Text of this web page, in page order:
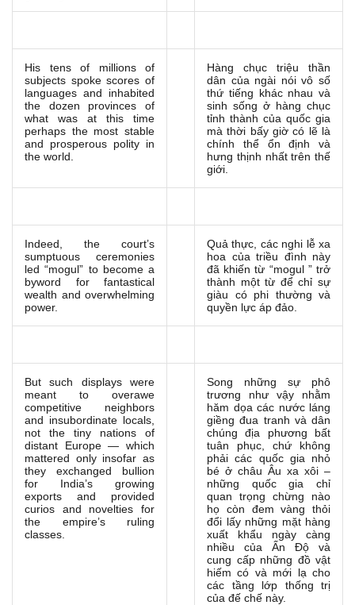
His tens of millions of
subjects spoke scores of
languages and inhabited
the dozen provinces of
what was at this time
perhaps the most stable
and prosperous polity in
the world.
Hàng chục triệu thần
dân của ngài nói vô số
thứ tiếng khác nhau và
sinh sống ở hàng chục
tỉnh thành của quốc gia
mà thời bấy giờ có lẽ là
chính thể ổn định và
hưng thịnh nhất trên thế
giới.
Indeed, the court’s
sumptuous ceremonies
led “mogul” to become a
byword for fantastical
wealth and overwhelming
power.
Quả thực, các nghi lễ xa
hoa của triều đình này
đã khiến từ “mogul ” trở
thành một từ để chỉ sự
giàu có phi thường và
quyền lực áp đảo.
But such displays were
meant to overawe
competitive neighbors
and insubordinate locals,
not the tiny nations of
distant Europe — which
mattered only insofar as
they exchanged bullion
for India’s growing
exports and provided
curios and novelties for
the empire’s ruling
classes.
Song những sự phô
trương như vậy nhằm
hăm dọa các nước láng
giềng đua tranh và dân
chúng địa phương bất
tuân phục, chứ không
phải các quốc gia nhỏ
bé ở châu Âu xa xôi –
những quốc gia chỉ
quan trọng chừng nào
họ còn đem vàng thỏi
đổi lấy những mặt hàng
xuất khẩu ngày càng
nhiều của Ấn Độ và
cung cấp những đồ vật
hiếm có và mới lạ cho
các tầng lớp thống trị
của đế chế này.